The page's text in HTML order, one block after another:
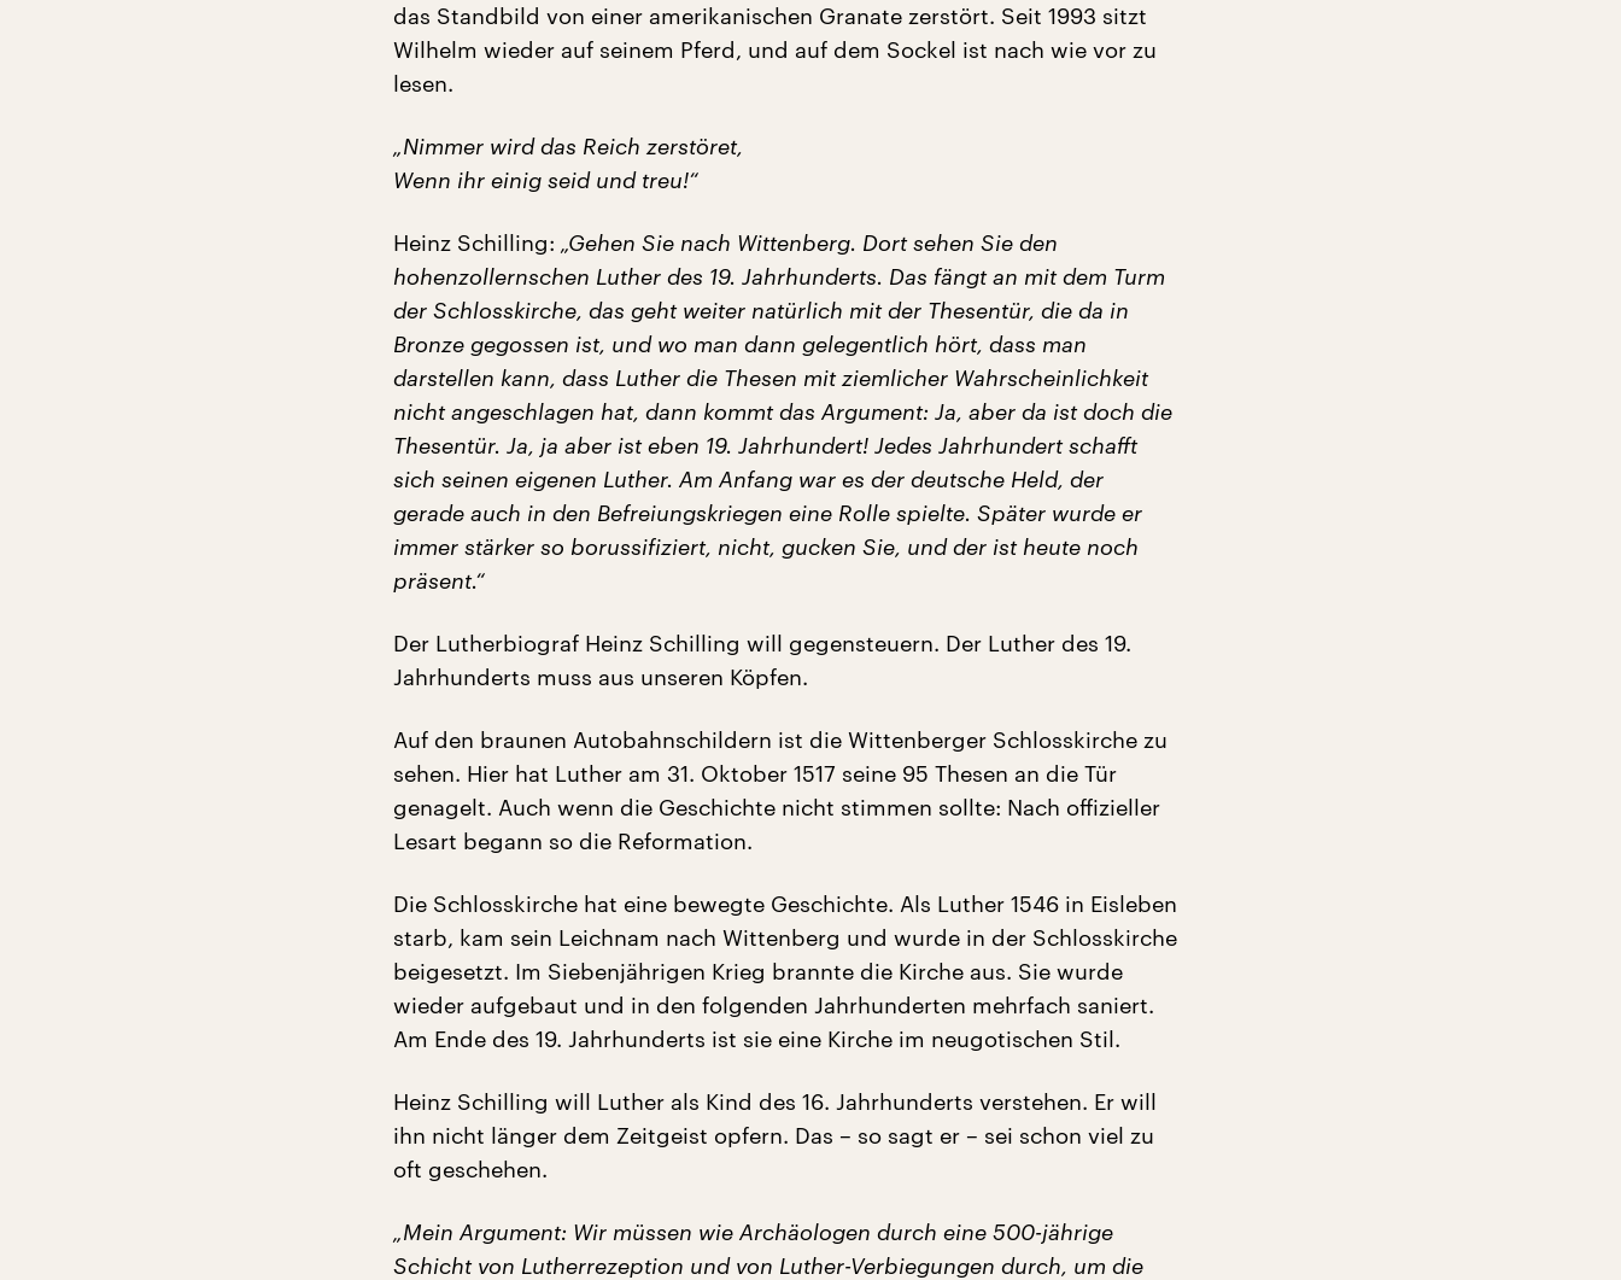
das Standbild von einer amerikanischen Granate zerstört. Seit 1993 sitzt
Wilhelm wieder auf seinem Pferd, und auf dem Sockel ist nach wie vor zu
lesen.
„Nimmer wird das Reich zerstöret,
Wenn ihr einig seid und treu!“
Heinz Schilling: „Gehen Sie nach Wittenberg. Dort sehen Sie den
hohenzollernschen Luther des 19. Jahrhunderts. Das fängt an mit dem Turm
der Schlosskirche, das geht weiter natürlich mit der Thesentür, die da in
Bronze gegossen ist, und wo man dann gelegentlich hört, dass man
darstellen kann, dass Luther die Thesen mit ziemlicher Wahrscheinlichkeit
nicht angeschlagen hat, dann kommt das Argument: Ja, aber da ist doch die
Thesentür. Ja, ja aber ist eben 19. Jahrhundert! Jedes Jahrhundert schafft
sich seinen eigenen Luther. Am Anfang war es der deutsche Held, der
gerade auch in den Befreiungskriegen eine Rolle spielte. Später wurde er
immer stärker so borussifiziert, nicht, gucken Sie, und der ist heute noch
präsent.“
Der Lutherbiograf Heinz Schilling will gegensteuern. Der Luther des 19.
Jahrhunderts muss aus unseren Köpfen.
Auf den braunen Autobahnschildern ist die Wittenberger Schlosskirche zu
sehen. Hier hat Luther am 31. Oktober 1517 seine 95 Thesen an die Tür
genagelt. Auch wenn die Geschichte nicht stimmen sollte: Nach offizieller
Lesart begann so die Reformation.
Die Schlosskirche hat eine bewegte Geschichte. Als Luther 1546 in Eisleben
starb, kam sein Leichnam nach Wittenberg und wurde in der Schlosskirche
beigesetzt. Im Siebenjährigen Krieg brannte die Kirche aus. Sie wurde
wieder aufgebaut und in den folgenden Jahrhunderten mehrfach saniert.
Am Ende des 19. Jahrhunderts ist sie eine Kirche im neugotischen Stil.
Heinz Schilling will Luther als Kind des 16. Jahrhunderts verstehen. Er will
ihn nicht länger dem Zeitgeist opfern. Das – so sagt er – sei schon viel zu
oft geschehen.
„Mein Argument: Wir müssen wie Archäologen durch eine 500-jährige
Schicht von Lutherrezeption und von Luther-Verbiegungen durch, um die